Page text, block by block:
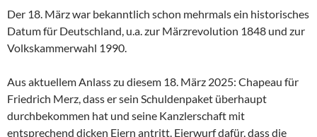
Der 18. März war bekanntlich schon mehrmals ein historisches
Datum für Deutschland, u.a. zur Märzrevolution 1848 und zur
Volkskammerwahl 1990.
Aus aktuellem Anlass zu diesem 18. März 2025: Chapeau für
Friedrich Merz, dass er sein Schuldenpaket überhaupt
durchbekommen hat und seine Kanzlerschaft mit
entsprechend dicken Eiern antritt. Eierwurf dafür, dass die